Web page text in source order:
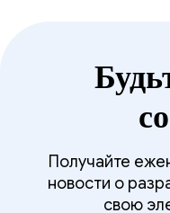
Получайте
новости о
свою